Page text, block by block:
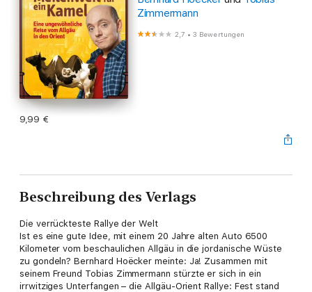
Zimmermann
2,7 •3 Bewertungen
9,99 €
Beschreibung des Verlags
Die verrückteste Rallye der Welt
Ist es eine gute Idee, mit einem 20 Jahre alten Auto 6500
Kilometer vom beschaulichen Allgäu in die jordanische Wüste
zu gondeln? Bernhard Hoëcker meinte: Ja! Zusammen mit
seinem Freund Tobias Zimmermann stürzte er sich in ein
irrwitziges Unterfangen – die Allgäu-Orient Rallye: Fest stand